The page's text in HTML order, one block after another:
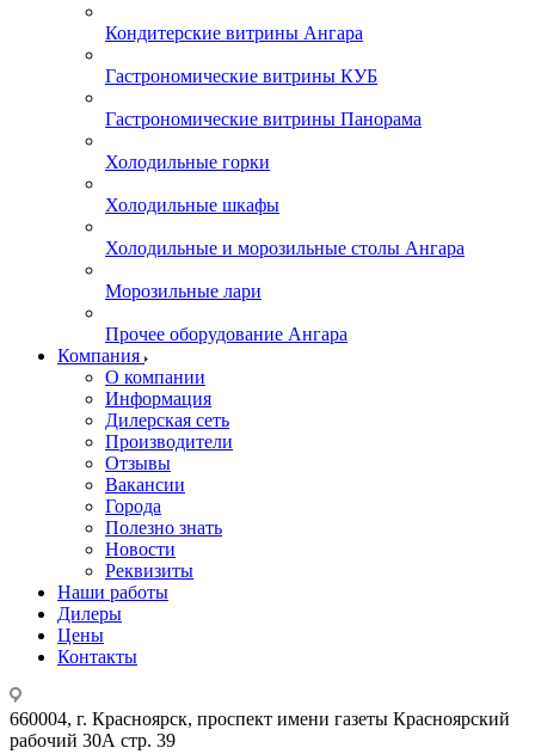
Кондитерские витрины Ангара
Гастрономические витрины КУБ
Гастрономические витрины Панорама
Холодильные горки
Холодильные шкафы
Холодильные и морозильные столы Ангара
Морозильные лари
Прочее оборудование Ангара
Компания
О компании
Информация
Дилерская сеть
Производители
Отзывы
Вакансии
Города
Полезно знать
Новости
Реквизиты
Наши работы
Дилеры
Цены
Контакты
660004, г. Красноярск, проспект имени газеты Красноярский
рабочий 30А стр. 39